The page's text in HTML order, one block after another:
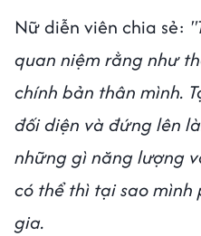
Nữ diễn viên chia sẻ:
quan niệm rằng như
chính bản thân mình.
đối diện và đứng lên
những gì năng lượng
có thể thì tại sao
gia.